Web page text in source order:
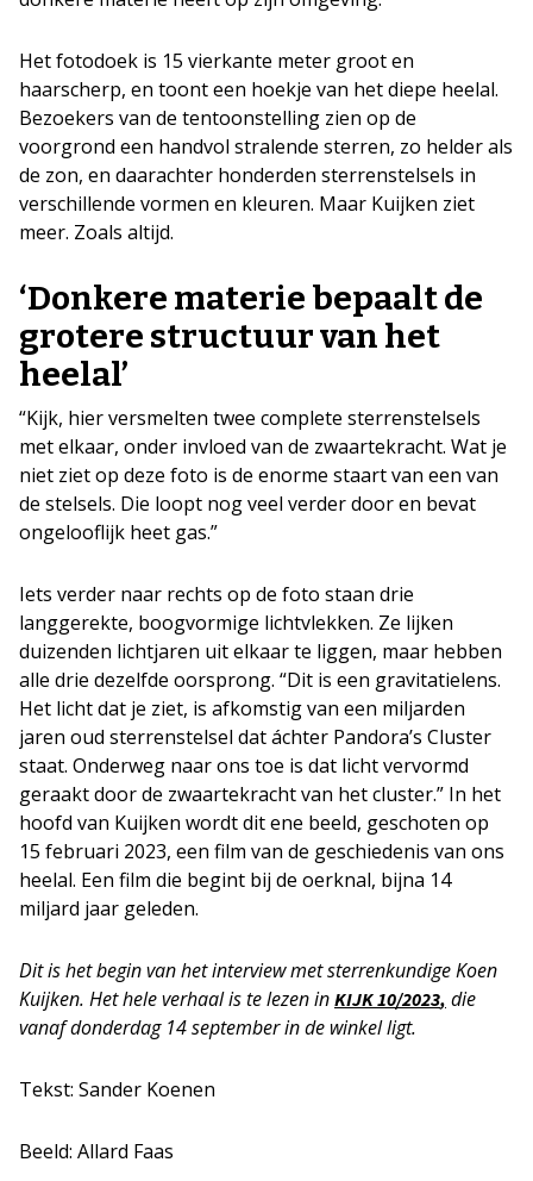
Het fotodoek is 15 vierkante meter groot en
haarscherp, en toont een hoekje van het diepe heelal.
Bezoekers van de tentoonstelling zien op de
voorgrond een handvol stralende sterren, zo helder als
de zon, en daarachter honderden sterrenstelsels in
verschillende vormen en kleuren. Maar Kuijken ziet
meer. Zoals altijd.
‘Donkere materie bepaalt de
grotere structuur van het
heelal’
“Kijk, hier versmelten twee complete sterrenstelsels
met elkaar, onder invloed van de zwaartekracht. Wat je
niet ziet op deze foto is de enorme staart van een van
de stelsels. Die loopt nog veel verder door en bevat
ongelooflijk heet gas.”
Iets verder naar rechts op de foto staan drie
langgerekte, boogvormige lichtvlekken. Ze lijken
duizenden lichtjaren uit elkaar te liggen, maar hebben
alle drie dezelfde oorsprong. “Dit is een gravitatielens.
Het licht dat je ziet, is afkomstig van een miljarden
jaren oud sterrenstelsel dat áchter Pandora’s Cluster
staat. Onderweg naar ons toe is dat licht vervormd
geraakt door de zwaartekracht van het cluster.” In het
hoofd van Kuijken wordt dit ene beeld, geschoten op
15 februari 2023, een film van de geschiedenis van ons
heelal. Een film die begint bij de oerknal, bijna 14
miljard jaar geleden.
Dit is het begin van het interview met sterrenkundige Koen
Kuijken. Het hele verhaal is te lezen in KIJK 10/2023, die
vanaf donderdag 14 september in de winkel ligt.
Tekst: Sander Koenen
Beeld: Allard Faas